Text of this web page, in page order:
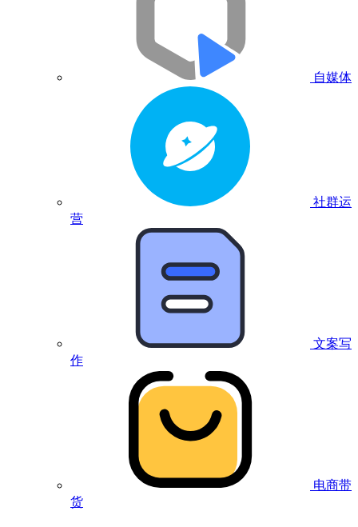
自媒体
社群运
营
文案写
作
电商带
货